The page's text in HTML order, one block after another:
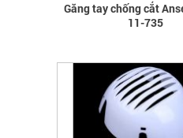
Găng tay chống cắt
11-735